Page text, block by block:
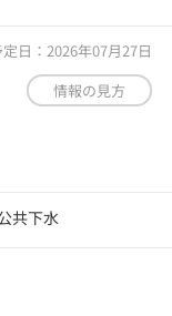
日：2026年07月27日
情報の見方
共下水